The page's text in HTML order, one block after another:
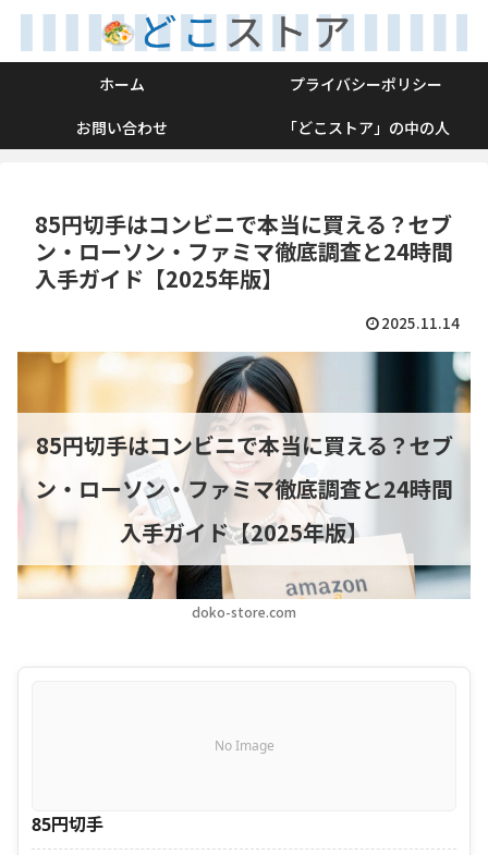
ホーム
プライバシーポリシー
お問い合わせ
「どこストア」の中の人
85円切手はコンビニで本当に買える？セブ
ン・ローソン・ファミマ徹底調査と24時間
入手ガイド【2025年版】
2025.11.14
doko-store.com
85円切手はコンビニで本当に買える？セブ
ン・ローソン・ファミマ徹底調査と24時間
入手ガイド【2025年版】
No Image
85円切手